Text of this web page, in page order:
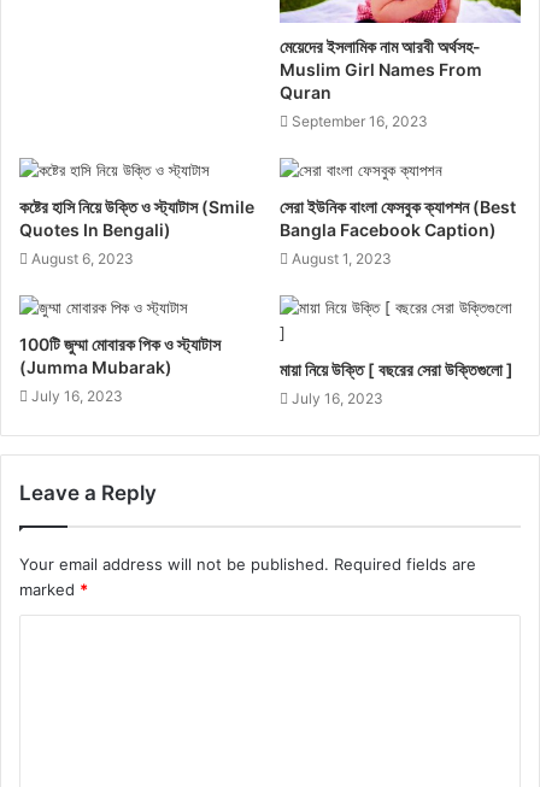
মেয়েদের ইসলামিক নাম আরবী অর্থসহ-
Muslim Girl Names From
Quran
September 16, 2023
কষ্টের হাসি নিয়ে উক্তি ও স্ট্যাটাস (Smile
Quotes In Bengali)
August 6, 2023
সেরা ইউনিক বাংলা ফেসবুক ক্যাপশন (Best
Bangla Facebook Caption)
August 1, 2023
100টি জুম্মা মোবারক পিক ও স্ট্যাটাস
(Jumma Mubarak)
July 16, 2023
মায়া নিয়ে উক্তি [ বছরের সেরা উক্তিগুলো ]
July 16, 2023
Leave a Reply
Your email address will not be published. Required fields are
marked *